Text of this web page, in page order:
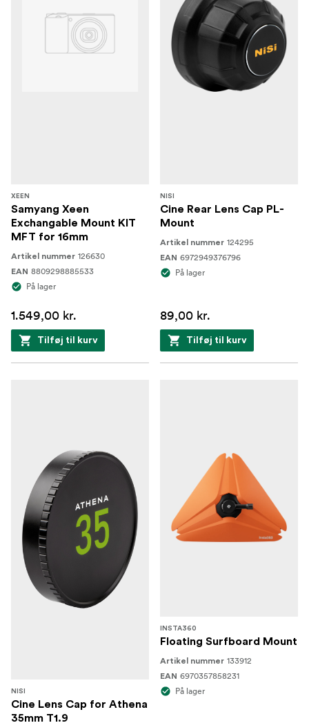
XEEN
Samyang Xeen
Exchangable Mount KIT
MFT for 16mm
Artikel nummer 126630
EAN 8809298885533
På lager
1.549,00 kr.
Tilføj til kurv
NISI
Cine Rear Lens Cap PL-
Mount
Artikel nummer 124295
EAN 6972949376796
På lager
89,00 kr.
Tilføj til kurv
NISI
Cine Lens Cap for Athena
35mm T1.9
INSTA360
Floating Surfboard Mount
Artikel nummer 133912
EAN 6970357858231
På lager